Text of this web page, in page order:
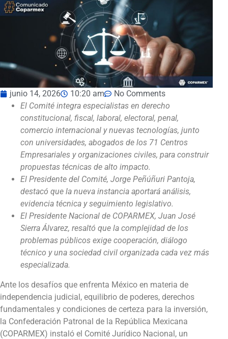
junio 14, 2026 10:20 am
No Comments
El Comité integra especialistas en derecho
constitucional, fiscal, laboral, electoral, penal,
comercio internacional y nuevas tecnologías, junto
con universidades, abogados de los 71 Centros
Empresariales y organizaciones civiles, para construir
propuestas técnicas de alto impacto.
El Presidente del Comité, Jorge Peñúñuri Pantoja,
destacó que la nueva instancia aportará análisis,
evidencia técnica y seguimiento legislativo.
El Presidente Nacional de COPARMEX, Juan José
Sierra Álvarez, resaltó que la complejidad de los
problemas públicos exige cooperación, diálogo
técnico y una sociedad civil organizada cada vez más
especializada.
Ante los desafíos que enfrenta México en materia de
independencia judicial, equilibrio de poderes, derechos
fundamentales y condiciones de certeza para la inversión,
la Confederación Patronal de la República Mexicana
(COPARMEX) instaló el Comité Jurídico Nacional, un